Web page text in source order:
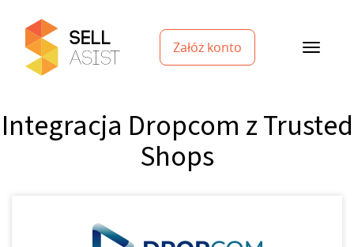
Załóż konto
Integracja Dropcom z Trusted
Shops